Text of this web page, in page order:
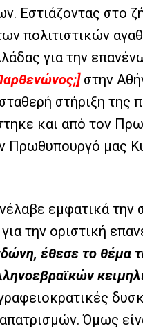
Εστιάζοντας στο
πολιτιστικών
για την
στην
στήριξη
και από τον
Πρωθυπουργό μας
εμφατικά την
για την οριστική
έθεσε το θέμα
Όμως